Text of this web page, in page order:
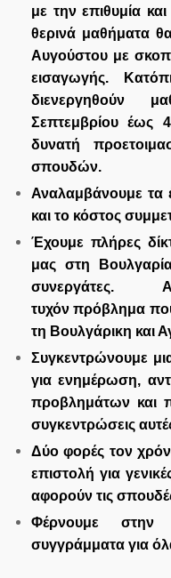
με την επιθυμία
θερινά μαθήματα
Αυγούστου με
εισαγωγής.
διενεργηθούν
Σεπτεμβρίου έως
δυνατή
σπουδών.
Αναλαμβάνουμε τα
και το κόστος
Έχουμε πλήρες
μας στη
συνεργάτες.
τυχόν πρόβλημα
τη Βουλγάρικη και
Συγκεντρώνουμε
για ενημέρωση,
προβλημάτων και
συγκεντρώσεις
Δύο φορές τον
επιστολή για
αφορούν τις
Φέρνουμε στην
συγγράμματα για